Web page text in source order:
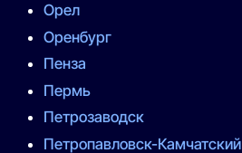
Орел
Оренбург
Пенза
Пермь
Петрозаводск
Петропавловск-Камчатский